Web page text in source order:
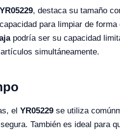
YR05229, destaca su tamaño
para limpiar de
podría ser su capacidad
simultáneamente.
el YR05229 se utiliza
También es ideal para